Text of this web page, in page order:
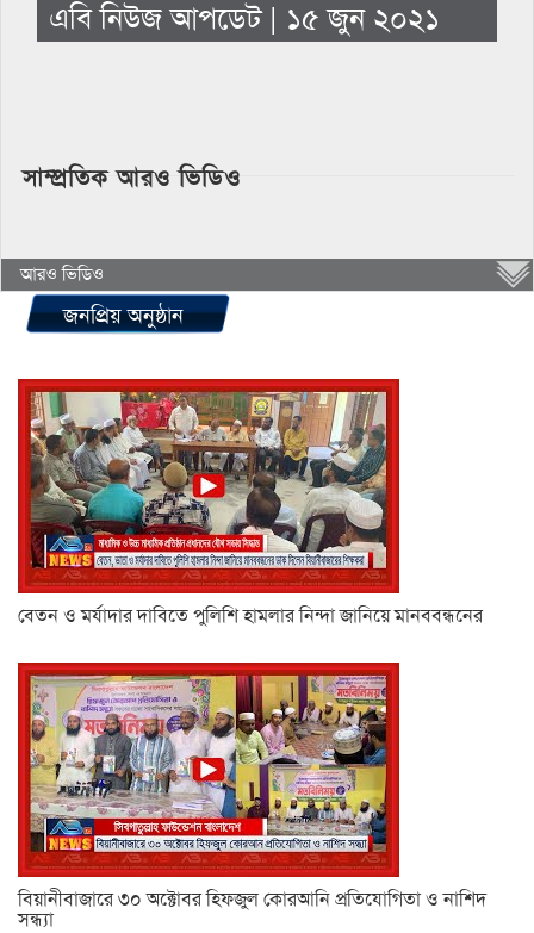
এবি নিউজ আপডেট | ১৫ জুন ২০২১
সাম্প্রতিক আরও ভিডিও
আরও ভিডিও
জনপ্রিয় অনুষ্ঠান
বেতন ও মর্যাদার দাবিতে পুলিশি হামলার নিন্দা জানিয়ে মানববন্ধনের
বিয়ানীবাজারে ৩০ অক্টোবর হিফজুল কোরআনি প্রতিযোগিতা ও নাশিদ
সন্ধ্যা